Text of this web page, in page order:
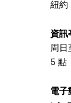
紐約
資訊
周日
5 點
電子